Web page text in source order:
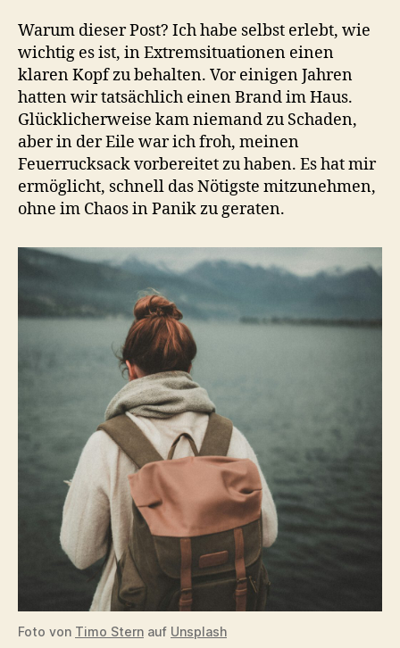
Warum dieser Post? Ich habe selbst erlebt, wie
wichtig es ist, in Extremsituationen einen
klaren Kopf zu behalten. Vor einigen Jahren
hatten wir tatsächlich einen Brand im Haus.
Glücklicherweise kam niemand zu Schaden,
aber in der Eile war ich froh, meinen
Feuerrucksack vorbereitet zu haben. Es hat mir
ermöglicht, schnell das Nötigste mitzunehmen,
ohne im Chaos in Panik zu geraten.
Foto von Timo Stern auf Unsplash